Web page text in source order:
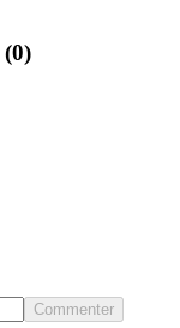
(0)
Commenter